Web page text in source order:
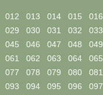
012 013 014 015
016
029 030 031 032
033
045 046 047 048
049
061 062 063 064
065
077 078 079 080
081
093 094 095 096
097